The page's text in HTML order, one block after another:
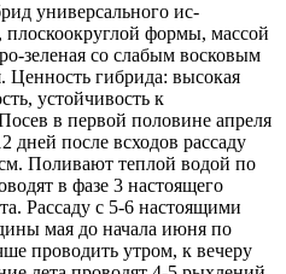
универсального ис-
формы, массой
зеленая со слабым восковым
Ценность гибрида: высокая
устойчивость к
в первой половине апреля
дней после всходов рассаду
Поливают теплой водой по
в фазе 3 настоящего
Рассаду с 5-6 настоящими
мая до начала июня по
проводить утром, к вечеру